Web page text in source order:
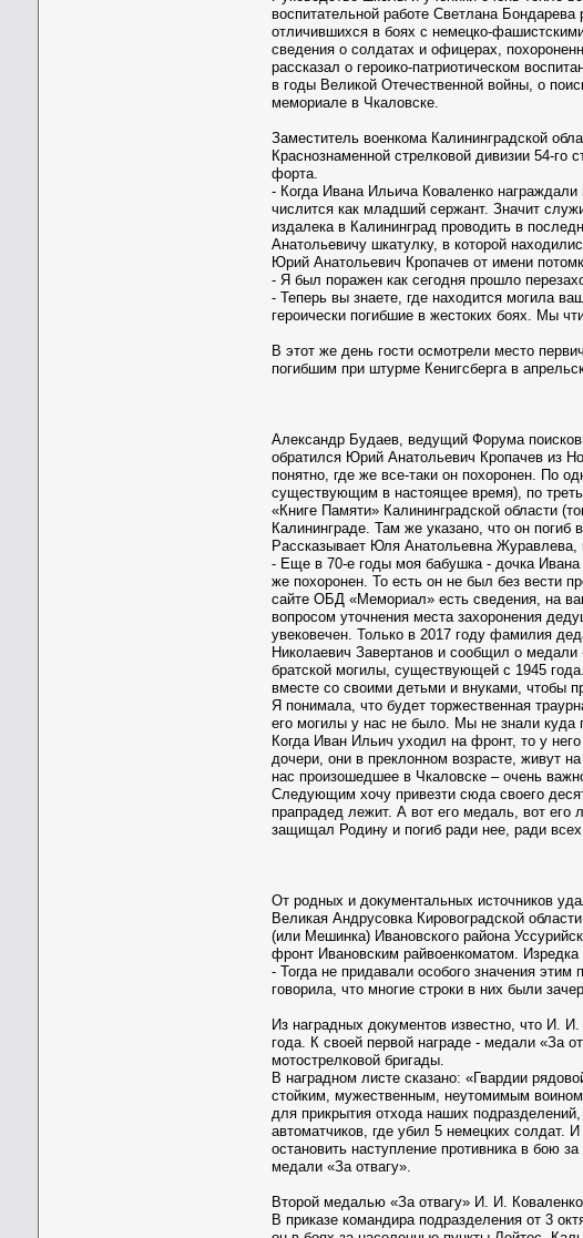
воспитательной работе Светлана
отличившихся в боях с немецко-
сведения о солдатах и офицерах,
рассказал о героико-патриотическом
в годы Великой Отечественной войны, о
мемориале в Чкаловске.
Заместитель военкома Калининградской
Краснознаменной стрелковой дивизии 54-го
форта.
- Когда Ивана Ильича Коваленко
числится как младший сержант. Значит
издалека в Калининград проводить в
Анатольевичу шкатулку, в которой
Юрий Анатольевич Кропачев от имени
- Я был поражен как сегодня прошло
- Теперь вы знаете, где находится могила
героически погибшие в жестоких боях. Мы
В этот же день гости осмотрели место
погибшим при штурме Кенигсберга в
Александр Будаев, ведущий Форума
обратился Юрий Анатольевич Кропачев из
понятно, где же все-таки он похоронен. По
существующим в настоящее время), по
«Книге Памяти» Калининградской области
Калининграде. Там же указано, что он погиб
Рассказывает Юля Анатольевна
- Еще в 70-е годы моя бабушка - дочка Ивана
же похоронен. То есть он не был без вести
сайте ОБД «Мемориал» есть сведения, на
вопросом уточнения места захоронения
увековечен. Только в 2017 году фамилия
Николаевич Завертанов и сообщил о медали
братской могилы, существующей с 1945
вместе со своими детьми и внуками, чтобы
Я понимала, что будет торжественная
его могилы у нас не было. Мы не знали куда
Когда Иван Ильич уходил на фронт, то у
дочери, они в преклонном возрасте, живут
нас произошедшее в Чкаловске – очень
Следующим хочу привезти сюда своего
прапрадед лежит. А вот его медаль, вот
защищал Родину и погиб ради нее, ради
От родных и документальных источников
Великая Андрусовка Кировоградской
(или Мешинка) Ивановского района
фронт Ивановским райвоенкоматом.
- Тогда не придавали особого значения
говорила, что многие строки в них были
Из наградных документов известно, что И.
года. К своей первой награде - медали «За
мотострелковой бригады.
В наградном листе сказано: «Гвардии
стойким, мужественным, неутомимым
для прикрытия отхода наших
автоматчиков, где убил 5 немецких солдат.
остановить наступление противника в бою
медали «За отвагу».
Второй медалью «За отвагу» И. И.
В приказе командира подразделения от 3